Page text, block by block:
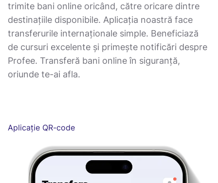
trimite bani online oricând, către oricare dintre
destinațiile disponibile. Aplicația noastră face
transferurile internaționale simple. Beneficiază
de cursuri excelente și primește notificări despre
Profee. Transferă bani online în siguranță,
oriunde te-ai afla.
Aplicație QR-code